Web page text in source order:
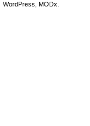
WordPress, MODx.